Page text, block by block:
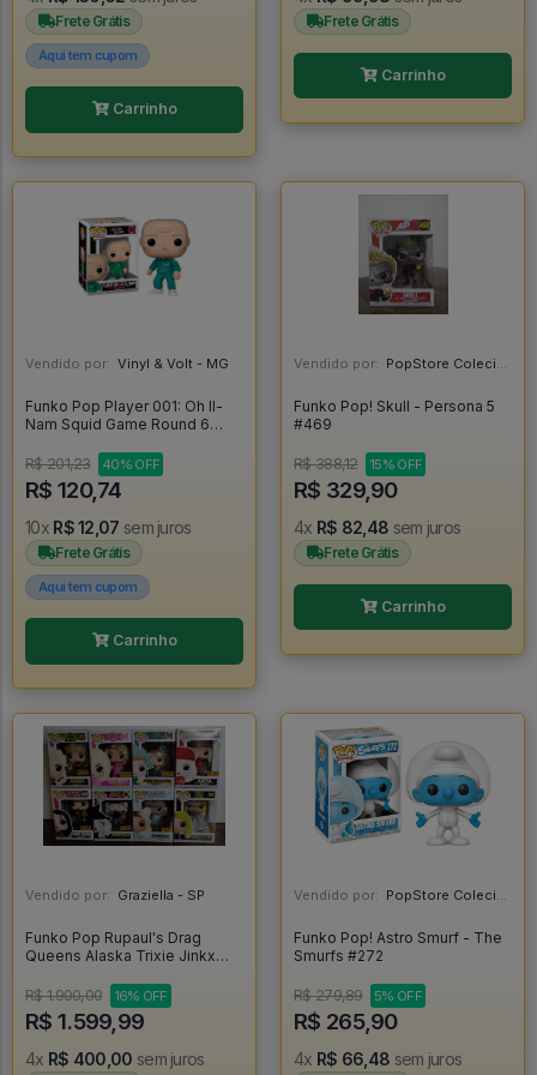
Frete Grátis
Aqui tem cupom
Carrinho
Frete Grátis
Carrinho
Vendido por: Vinyl & Volt - MG
Funko Pop Player 001: Oh Il-
Nam Squid Game Round 6
R$ 201,23
40% OFF
R$ 120,74
10x R$ 12,07 sem juros
Frete Grátis
Aqui tem cupom
Carrinho
Vendido por: PopStore Colecionáveis - MG
Funko Pop! Skull - Persona 5
#469
R$ 388,12 15% OFF
R$ 329,90
4x R$ 82,48 sem juros
Frete Grátis
Carrinho
Vendido por: Graziella - SP
Funko Pop Rupaul's Drag
Queens Alaska Trixie Jinkx
Pabllo Drags - Rupaul Drags
Race #1
R$ 1.900,00 16% OFF
R$ 1.599,99
4x R$ 400,00 sem juros
Vendido por: PopStore Colecionáveis - MG
Funko Pop! Astro Smurf - The
Smurfs #272
R$ 279,89 5% OFF
R$ 265,90
4x R$ 66,48 sem juros